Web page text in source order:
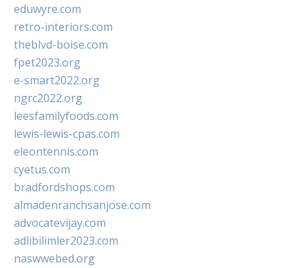
eduwyre.com
retro-interiors.com
theblvd-boise.com
fpet2023.org
e-smart2022.org
ngrc2022.org
leesfamilyfoods.com
lewis-lewis-cpas.com
eleontennis.com
cyetus.com
bradfordshops.com
almadenranchsanjose.com
advocatevijay.com
adlibilimler2023.com
naswwebed.org